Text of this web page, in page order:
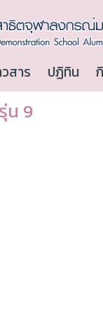
สาร ปฏิทิน
9